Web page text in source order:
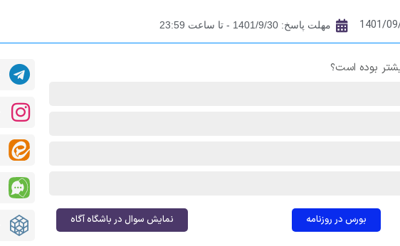
1401/ مهلت پاسخ: 1401/9/30 - تا ساعت 23:59
بوده است؟
بورس در روزنامه نمایش سوال در باشگاه آگاه